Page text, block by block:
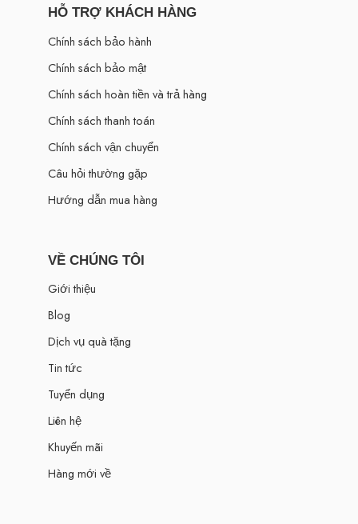
HỖ TRỢ KHÁCH HÀNG
Chính sách bảo hành
Chính sách bảo mật
Chính sách hoàn tiền và trả hàng
Chính sách thanh toán
Chính sách vận chuyển
Câu hỏi thường gặp
Hướng dẫn mua hàng
VỀ CHÚNG TÔI
Giới thiệu
Blog
Dịch vụ quà tặng
Tin tức
Tuyển dụng
Liên hệ
Khuyến mãi
Hàng mới về